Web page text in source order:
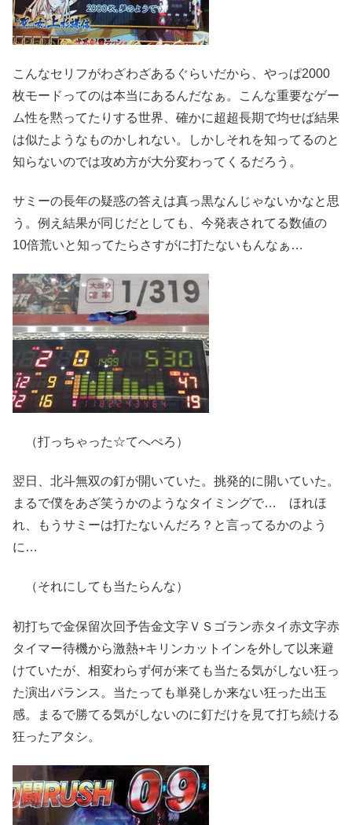
こんなセリフがわざわざあるぐらいだから、やっぱ2000
枚モードってのは本当にあるんだなぁ。こんな重要なゲー
ム性を黙ってたりする世界、確かに超超長期で均せば結果
は似たようなものかしれない。しかしそれを知ってるのと
知らないのでは攻め方が大分変わってくるだろう。
サミーの長年の疑惑の答えは真っ黒なんじゃないかなと思
う。例え結果が同じだとしても、今発表されてる数値の
10倍荒いと知ってたらさすがに打たないもんなぁ…
（打っちゃった☆てへぺろ）
翌日、北斗無双の釘が開いていた。挑発的に開いていた。
まるで僕をあざ笑うかのようなタイミングで… ほれほ
れ、もうサミーは打たないんだろ？と言ってるかのよう
に…
（それにしても当たらんな）
初打ちで金保留次回予告金文字ＶＳゴラン赤タイ赤文字赤
タイマー待機から激熱+キリンカットインを外して以来避
けていたが、相変わらず何が来ても当たる気がしない狂っ
た演出バランス。当たっても単発しか来ない狂った出玉
感。まるで勝てる気がしないのに釘だけを見て打ち続ける
狂ったアタシ。